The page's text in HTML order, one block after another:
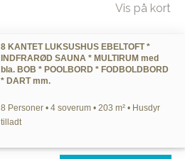
Vis på kort
8 KANTET LUKSUSHUS EBELTOFT *
INDFRARØD SAUNA * MULTIRUM med
bla. BOB * POOLBORD * FODBOLDBORD
* DART mm.
8 Personer • 4 soverum • 203 m² • Husdyr
tilladt